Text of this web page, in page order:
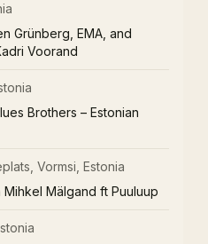
Grünberg, EMA, and
Voorand
Brothers – Estonian
Vormsi, Estonia
Mälgand ft Puuluup